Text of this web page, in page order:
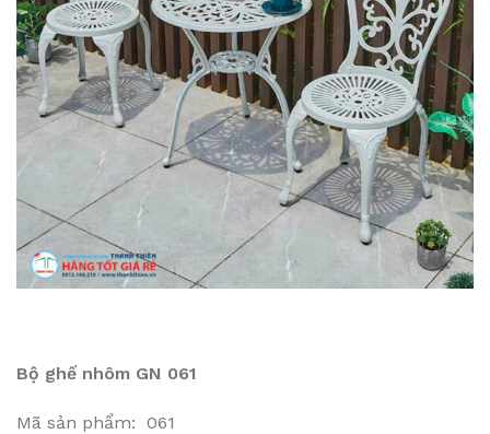
Bộ ghế nhôm GN 061
Mã sản phẩm: 061